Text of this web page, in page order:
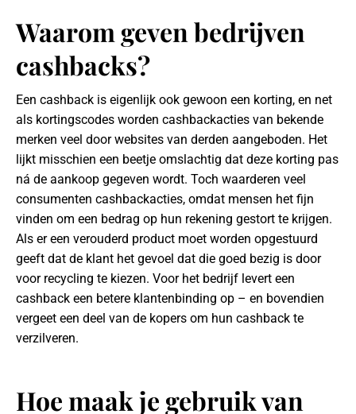
Waarom geven bedrijven
cashbacks?
Een cashback is eigenlijk ook gewoon een korting, en net
als kortingscodes worden cashbackacties van bekende
merken veel door websites van derden aangeboden. Het
lijkt misschien een beetje omslachtig dat deze korting pas
ná de aankoop gegeven wordt. Toch waarderen veel
consumenten cashbackacties, omdat mensen het fijn
vinden om een bedrag op hun rekening gestort te krijgen.
Als er een verouderd product moet worden opgestuurd
geeft dat de klant het gevoel dat die goed bezig is door
voor recycling te kiezen. Voor het bedrijf levert een
cashback een betere klantenbinding op – en bovendien
vergeet een deel van de kopers om hun cashback te
verzilveren.
Hoe maak je gebruik van